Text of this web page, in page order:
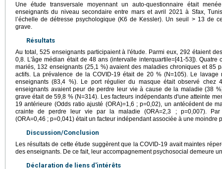
Une étude transversale moyennant un auto-questionnaire était
enseignants du niveau secondaire entre mars et avril 2021 à Sfax,
l’échelle de détresse psychologique (K6 de Kessler). Un seuil > 13 de
grave.
Résultats
Au total, 525 enseignants participaient à l'étude. Parmi eux, 292 étaient
0,8. L'âge médian était de 48 ans (intervalle interquartile=[41-53]). Quatre
mariés, 132 enseignants (25,1 %) avaient des maladies chroniques et 85
actifs. La prévalence de la COVID-19 était de 20 % (N=105). Le
enseignants (83,4 %). Le port régulier du masque était observé chez
enseignants avaient peur de perdre leur vie à cause de la maladie (38
grave était de 59,8 % (N=314). Les facteurs indépendants d'une atteinte
19 antérieure (Odds ratio ajusté (ORA)=1,6 ; p=0,02), un antécédent de
crainte de perdre leur vie par la maladie (ORA=2,3 ; p=0,007).
(ORA=0,46 ; p=0,041) était un facteur indépendant associée à une moindre
Discussion/Conclusion
Les résultats de cette étude suggèrent que la COVID-19 avait maintes
des enseignants. De ce fait, leur accompagnement psychosocial demeure
Déclaration de liens d'intérêts